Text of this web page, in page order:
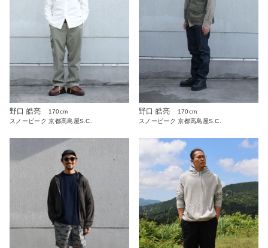
野口 皓亮
170cm
スノーピーク 京都高島屋S.C.
野口 皓亮
170cm
スノーピーク 京都高島屋S.C.